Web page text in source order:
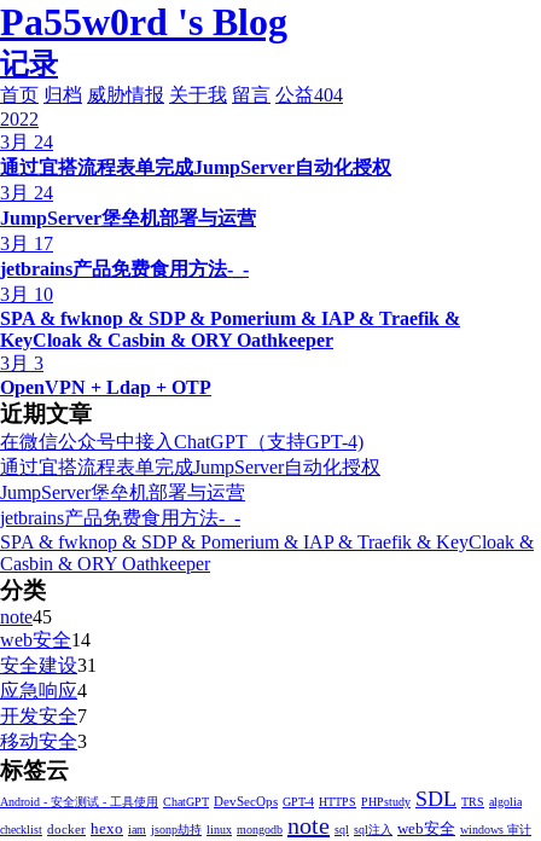
Pa55w0rd 's Blog
记录
首页 归档 威胁情报 关于我 留言 公益404
2022
3月 24
通过宜搭流程表单完成JumpServer自动化授权
3月 24
JumpServer堡垒机部署与运营
3月 17
jetbrains产品免费食用方法-_-
3月 10
SPA & fwknop & SDP & Pomerium & IAP & Traefik &
KeyCloak & Casbin & ORY Oathkeeper
3月 3
OpenVPN + Ldap + OTP
近期文章
在微信公众号中接入ChatGPT（支持GPT-4)
通过宜搭流程表单完成JumpServer自动化授权
JumpServer堡垒机部署与运营
jetbrains产品免费食用方法-_-
SPA & fwknop & SDP & Pomerium & IAP & Traefik & KeyCloak &
Casbin & ORY Oathkeeper
分类
note45
web安全14
安全建设31
应急响应4
开发安全7
移动安全3
标签云
Android - 安全测试 - 工具使用 ChatGPT DevSecOps GPT-4 HTTPS PHPstudy SDL TRS algolia
checklist docker hexo iam jsonp劫持 linux mongodb note sql sql注入 web安全 windows 审计